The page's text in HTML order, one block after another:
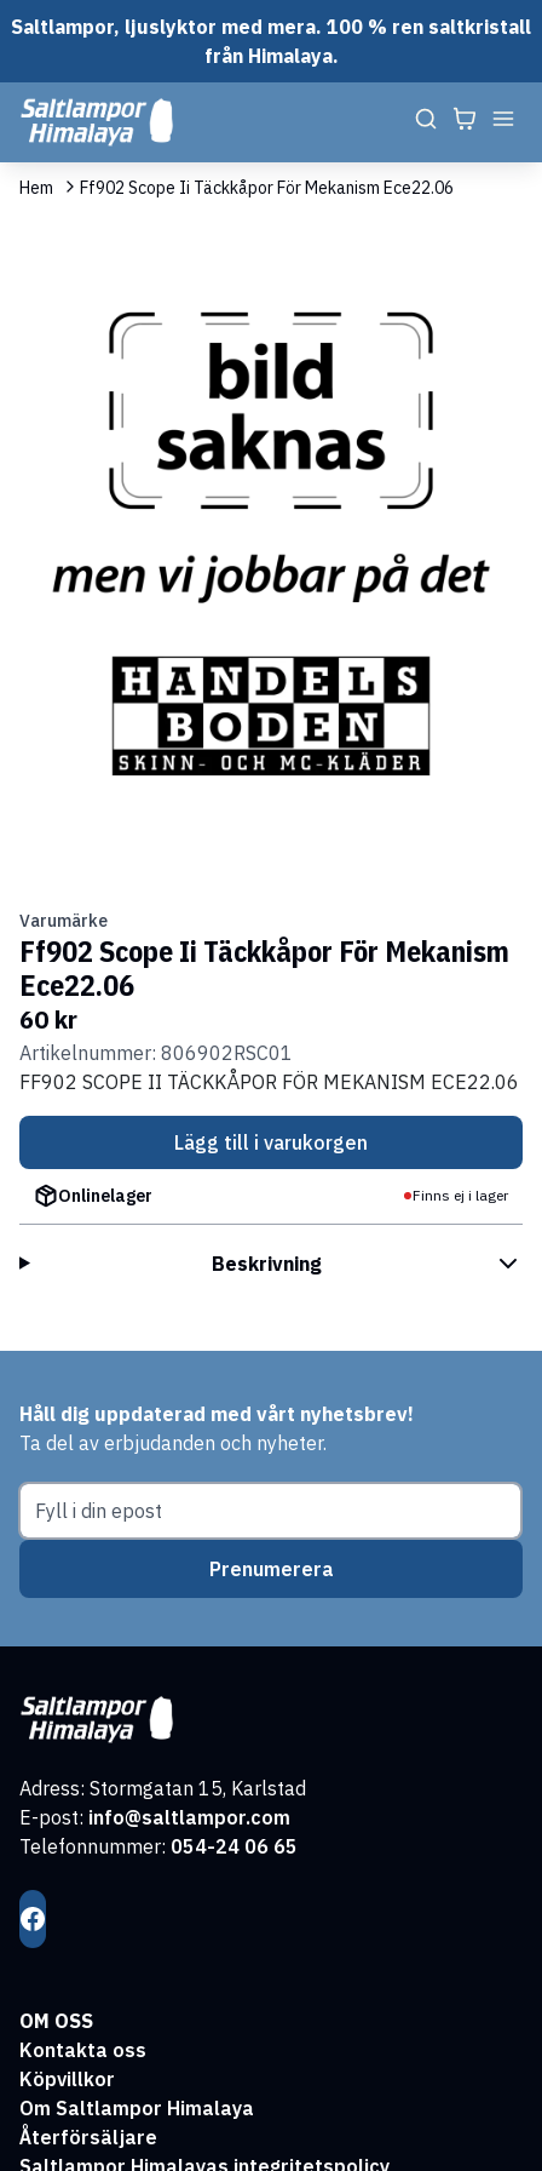
Saltlampor, ljuslyktor med mera. 100 % ren saltkristall
från Himalaya.
Hem Ff902 Scope Ii Täckkåpor För Mekanism Ece22.06
Varumärke
Ff902 Scope Ii Täckkåpor För Mekanism
Ece22.06
60 kr
Artikelnummer: 806902RSC01
FF902 SCOPE II TÄCKKÅPOR FÖR MEKANISM ECE22.06
Lägg till i varukorgen
Onlinelager Finns ej i lager
Beskrivning
Håll dig uppdaterad med vårt nyhetsbrev!
Ta del av erbjudanden och nyheter.
Prenumerera
Adress: Stormgatan 15, Karlstad
E-post: info@saltlampor.com
Telefonnummer: 054-24 06 65
OM OSS
Kontakta oss
Köpvillkor
Om Saltlampor Himalaya
Återförsäljare